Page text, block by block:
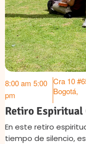
8:00 am 5:00
pm
Cra 10
Bogotá,
Retiro Espiritual
En este retiro
tiempo de silencio,